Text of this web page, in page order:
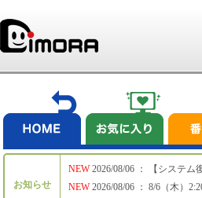
お知らせ
NEW
NEW
2026/08/06 ： 【システ
2026/08/06 ： 8/6（木）